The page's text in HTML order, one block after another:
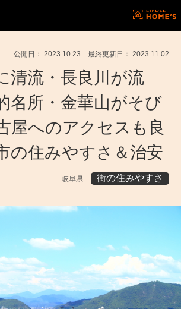
公開日： 2023.10.23 最終更新日： 2023.11.02
清流・長良川が流
名所・金華山がそび
屋へのアクセスも良
の住みやすさ＆治安
岐阜県 街の住みやすさ